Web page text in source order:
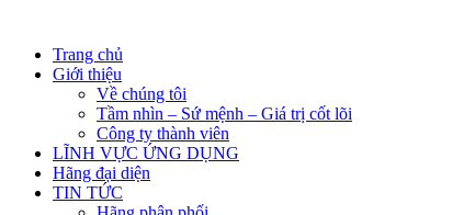
Trang chủ
Giới thiệu
Về chúng tôi
Tầm nhìn – Sứ mệnh – Giá trị cốt lõi
Công ty thành viên
LĨNH VỰC ỨNG DỤNG
Hãng đại diện
TIN TỨC